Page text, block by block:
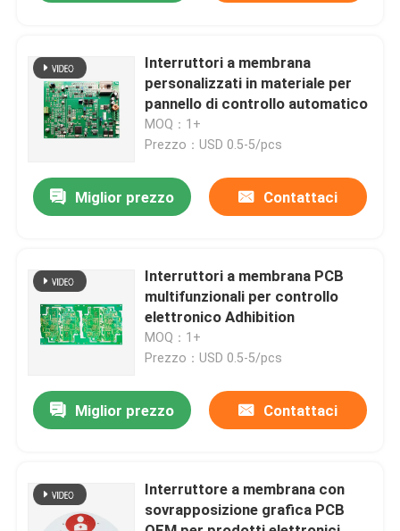
Prodotti
Video
Mostra VR
Fatory Tour
Controllo di qualità
Contattaci
Pannello del commutatore di membrana
Interruttori a membrana
personalizzati in materiale per
pannello di controllo automatico
MOQ：1+
Prezzo：USD 0.5-5/pcs
Miglior prezzo Contattaci
Interruttori a membrana PCB
multifunzionali per controllo
elettronico Adhibition
MOQ：1+
Prezzo：USD 0.5-5/pcs
Miglior prezzo Contattaci
Interruttore a membrana con
sovrapposizione grafica PCB